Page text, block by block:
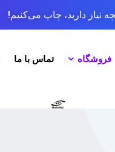
نیاز دارید، چاپ می‌کنیم!
فروشگاه تماس با ما